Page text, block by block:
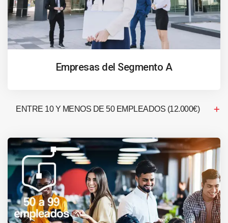
Empresas del Segmento A
ENTRE 10 Y MENOS DE 50 EMPLEADOS (12.000€)